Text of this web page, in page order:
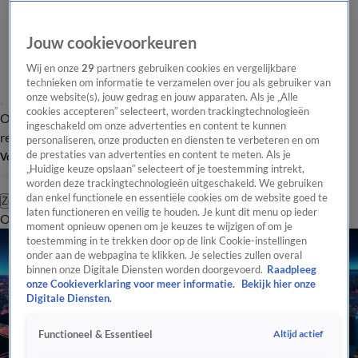
Overzicht Laatste nieuws Regionieuws Het beste van Hart
Tip de
redactie
Volg Hart van Nederland
Zoeken
OverzichtRegioUitzendingenWeerTip de redactiePanelVideo's
Jouw cookievoorkeuren
Wij en onze29 partners gebruiken cookies en vergelijkbare
technieken om informatie te verzamelen over jou als gebruiker van
onze website(s), jouw gedrag en jouw apparaten. Als je „Alle
cookies accepteren” selecteert, worden trackingtechnologieën
ingeschakeld om onze advertenties en content te kunnen
personaliseren, onze producten en diensten te verbeteren en om
de prestaties van advertenties en content te meten. Als je
„Huidige keuze opslaan” selecteert of je toestemming intrekt,
worden deze trackingtechnologieën uitgeschakeld. We gebruiken
dan enkel functionele en essentiële cookies om de website goed te
laten functioneren en veilig te houden. Je kunt dit menu op ieder
moment opnieuw openen om je keuzes te wijzigen of om je
toestemming in te trekken door op de link Cookie-instellingen
onder aan de webpagina te klikken. Je selecties zullen overal
binnen onze Digitale Diensten worden doorgevoerd. Raadpleeg
onze Cookieverklaring voor meer informatie.
Bekijk hier onze
Digitale Diensten.
Functioneel & Essentieel Altijd actief